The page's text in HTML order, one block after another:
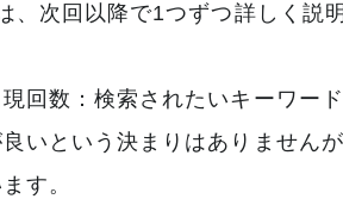
、次回以降で1つずつ詳しく説
回数：検索されたいキーワー
いという決まりはありません
す。